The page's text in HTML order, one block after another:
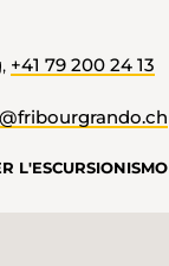
+41 79 200 24 13
L'ESCURSIONISMO